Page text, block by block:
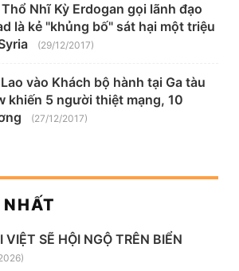
Nhĩ Kỳ Erdogan gọi lãnh đạo
là kẻ "khủng bố" sát hại một triệu
(29/12/2017)
vào Khách bộ hành tại Ga tàu
khiến 5 người thiệt mạng, 10
(27/12/2017)
SẼ HỘI NGỘ TRÊN BIỂN